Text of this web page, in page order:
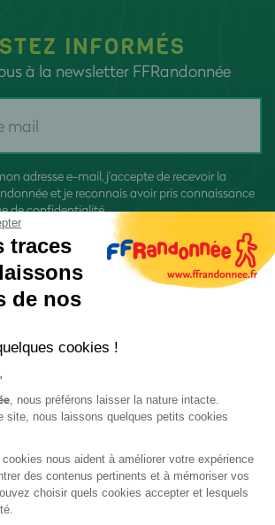
INFORMÉS
à la newsletter FFRandonnée
adresse e-mail, j'accepte de recevoir la
et je reconnais avoir pris connaissance
de confidentialité
Protection des données
Politique de confidentialité
traces
de nos
cookies !
, nous préférons laisser la nature intacte.
site, nous laissons quelques petits cookies
nous aident à améliorer votre expérience
des contenus pertinents et à mémoriser vos
choisir quels cookies accepter et lesquels